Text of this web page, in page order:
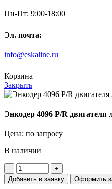
Пн-Пт: 9:00-18:00
Эл. почта:
info@eskaline.ru
Корзина
Закрыть
Энкодер 4096 P/R двигателя
Цена: по запросу
В наличии
Количество
товара
Энкодер
Добавить в заявку Оформить